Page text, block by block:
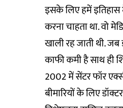
इसके लिए हमें इतिहास
करना चाहता था. वो
खाली रह जाती थी.
काफी कमी है साथ ही
2002 में सेंटर फॉर
बीमारियों के लिए